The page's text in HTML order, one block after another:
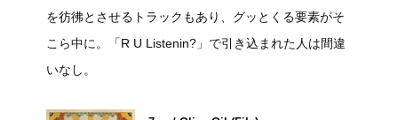
を彷彿とさせるトラックもあり、グッとくる要素がそ
こら中に。「R U Listenin?」で引き込まれた人は間違
いなし。